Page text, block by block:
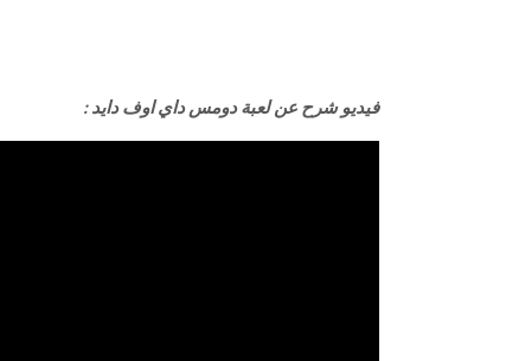
فيديو شرح عن لعبة دومس داي اوف دايد :